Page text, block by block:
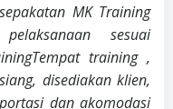
MK Training
sesuai
training ,
disediakan klien,
dan akomodasi